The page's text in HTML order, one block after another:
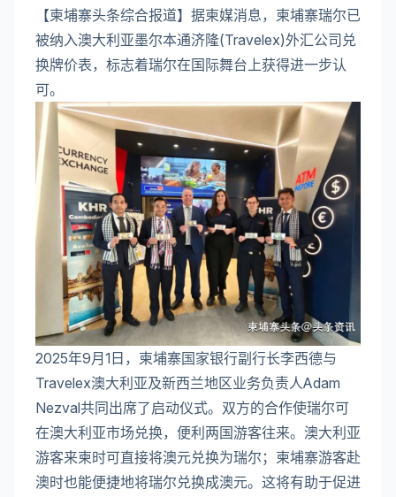
【柬埔寨头条综合报道】据柬媒消息，柬埔寨瑞尔已
被纳入澳大利亚墨尔本通济隆(Travelex)外汇公司兑
换牌价表，标志着瑞尔在国际舞台上获得进一步认
可。
2025年9月1日，柬埔寨国家银行副行长李西德与
Travelex澳大利亚及新西兰地区业务负责人Adam
Nezval共同出席了启动仪式。双方的合作使瑞尔可
在澳大利亚市场兑换，便利两国游客往来。澳大利亚
游客来柬时可直接将澳元兑换为瑞尔；柬埔寨游客赴
澳时也能便捷地将瑞尔兑换成澳元。这将有助于促进